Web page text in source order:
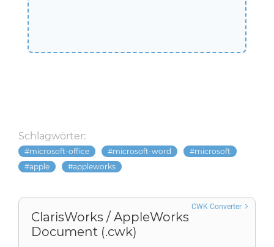
Schlagwörter:
microsoft-office microsoft-word
microsoft
apple
appleworks
ClarisWorks / AppleWorks
Document (.cwk)
CWK Converter